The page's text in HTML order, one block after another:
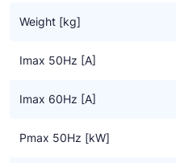
F-gassen
compressoren moeten worden
op de op dat moment
Deze compressoren worden
Weight [kg]
Imax 50Hz [A]
Imax 60Hz [A]
Pmax 50Hz [kW]